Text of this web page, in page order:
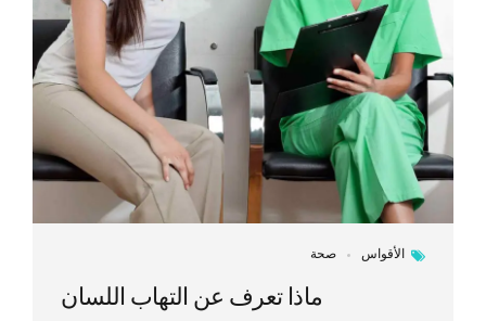
الأقواس صحة
ماذا تعرف عن التهاب اللسان